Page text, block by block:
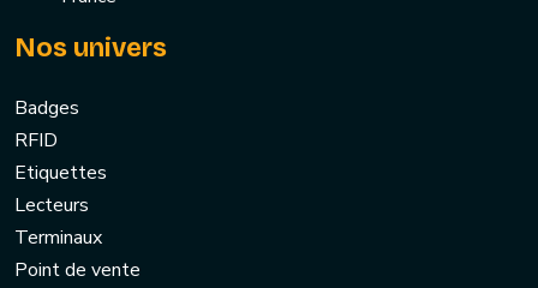
Nos univers
Badges
RFID
Etiquettes
Lecteurs
Terminaux
Point de vente